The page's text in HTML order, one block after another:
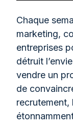
Chaque
marketing,
entreprises
détruit
vendre un
de
recrutement,